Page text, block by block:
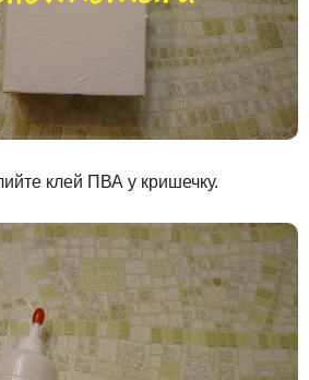
клей ПВА у кришечку.